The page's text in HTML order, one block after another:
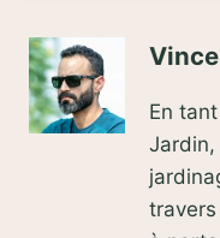
En
Jardin,